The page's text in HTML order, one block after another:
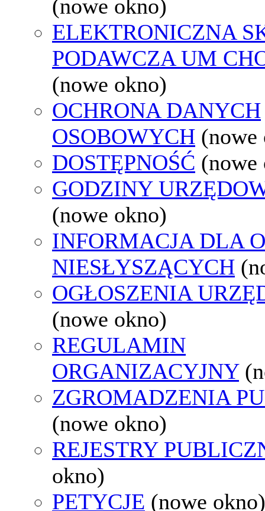
(nowe okno)
ELEKTRONICZNA
PODAWCZA UM
(nowe okno)
OCHRONA DANYCH
OSOBOWYCH (nowe
DOSTĘPNOŚĆ (nowe
GODZINY
(nowe okno)
INFORMACJA DLA
NIESŁYSZĄCYCH
OGŁOSZENIA
(nowe okno)
REGULAMIN
ORGANIZACYJNY
ZGROMADZENIA
(nowe okno)
REJESTRY
okno)
PETYCJE (nowe okno)